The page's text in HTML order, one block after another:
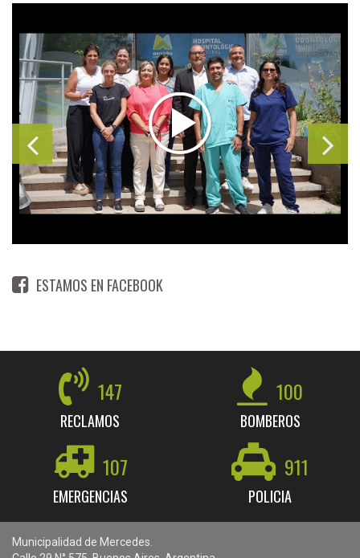
ESTAMOS EN FACEBOOK
147
RECLAMOS
100
BOMBEROS
107
EMERGENCIAS
911
POLICIA
Municipalidad de Mercedes.